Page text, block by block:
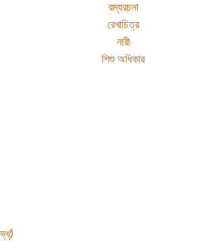
রম্যরচনা
রেখাচিত্র
নারী
শিশু অধিকার